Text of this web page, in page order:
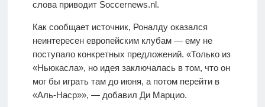
слова приводит Soccernews.nl.
Как сообщает источник, Роналду оказался
неинтересен европейским клубам — ему не
поступало конкретных предложений. «Только из
«Ньюкасла», но идея заключалась в том, что он
мог бы играть там до июня, а потом перейти в
«Аль-Наср»», — добавил Ди Марцио.